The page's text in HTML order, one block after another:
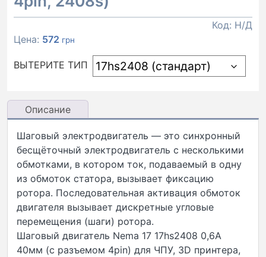
Код: Н/Д
Цена: 572 грн
ВЫТЕРИТЕ ТИП
Описание
Шаговый электродвигатель — это синхронный
бесщёточный электродвигатель с несколькими
обмотками, в котором ток, подаваемый в одну
из обмоток статора, вызывает фиксацию
ротора. Последовательная активация обмоток
двигателя вызывает дискретные угловые
перемещения (шаги) ротора.
Шаговый двигатель Nema 17 17hs2408 0,6А
40мм (с разъемом 4pin) для ЧПУ, 3D принтера,